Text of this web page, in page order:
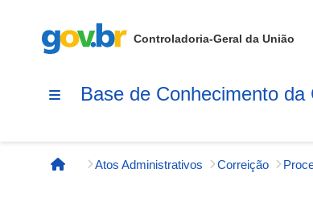
Controladoria-Geral da União
Base de Conhecimento da
Página inicial
Atos Administrativos Correição